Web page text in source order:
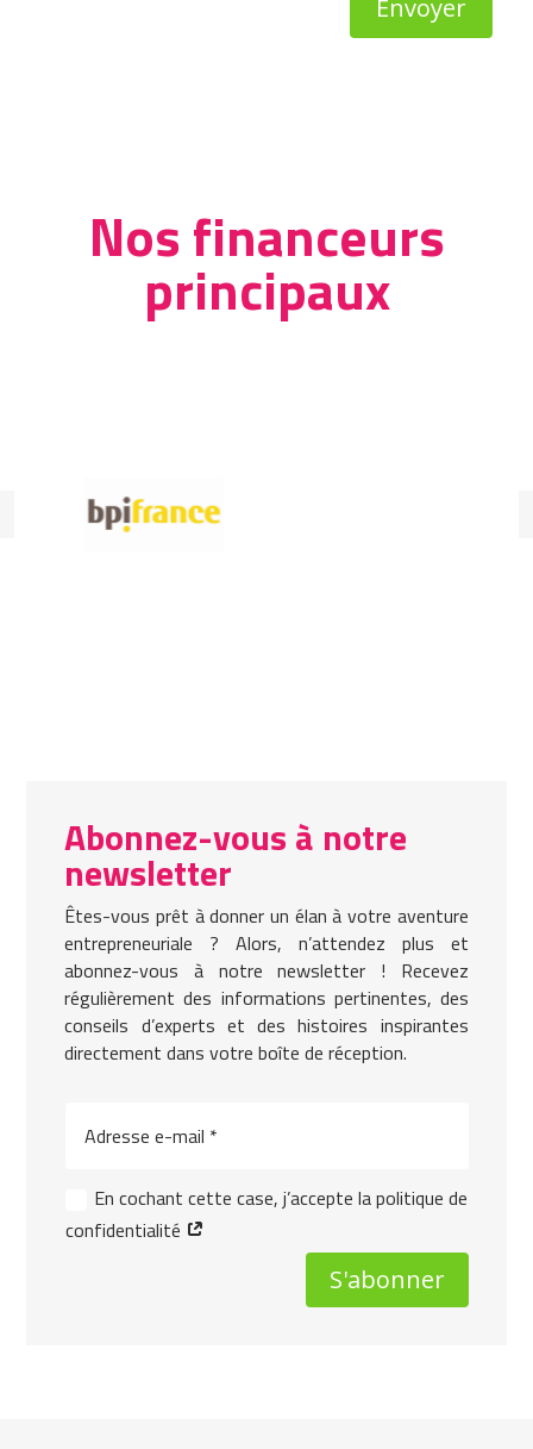
Envoyer
Nos financeurs
principaux
Abonnez-vous à notre
newsletter
Êtes-vous prêt à donner un élan à votre aventure
entrepreneuriale ? Alors, n’attendez plus et
abonnez-vous à notre newsletter ! Recevez
régulièrement des informations pertinentes, des
conseils d’experts et des histoires inspirantes
directement dans votre boîte de réception.
En cochant cette case, j’accepte la politique de
confidentialité
S'abonner